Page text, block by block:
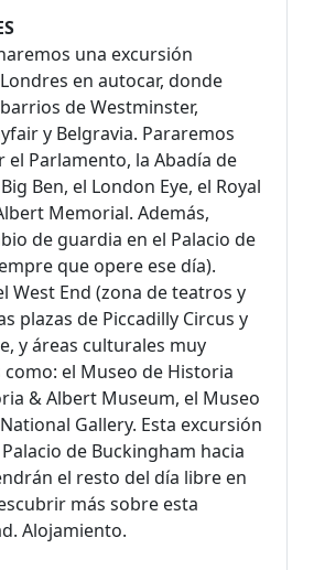
una excursión
en autocar, donde
de Westminster,
y Belgravia. Pararemos
Parlamento, la Abadía de
Ben, el London Eye, el Royal
Memorial. Además,
de guardia en el Palacio de
que opere ese día).
West End (zona de teatros y
plazas de Piccadilly Circus y
y áreas culturales muy
el Museo de Historia
& Albert Museum, el Museo
Gallery. Esta excursión
de Buckingham hacia
el resto del día libre en
más sobre esta
Alojamiento.